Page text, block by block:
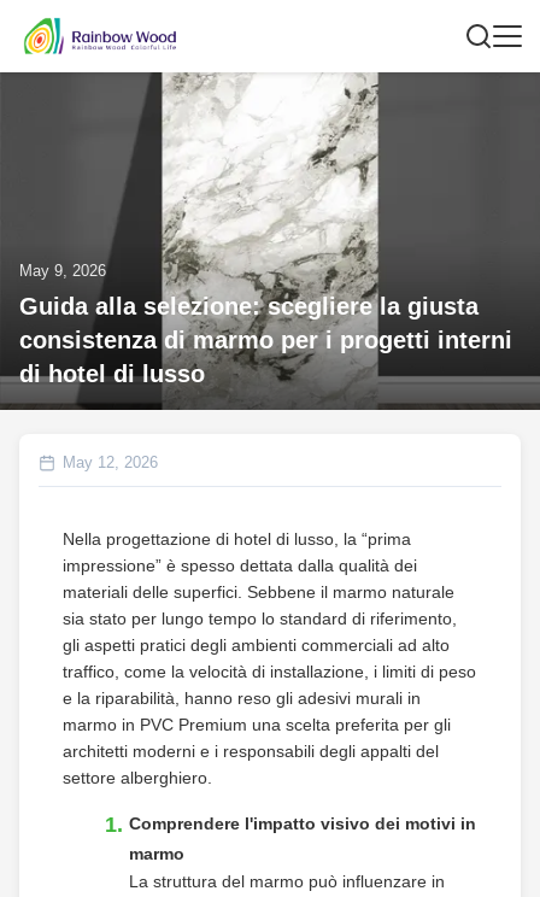
May 9, 2026
Guida alla selezione: scegliere la giusta
consistenza di marmo per i progetti interni
di hotel di lusso
May 12, 2026
Nella progettazione di hotel di lusso, la “prima
impressione” è spesso dettata dalla qualità dei
materiali delle superfici. Sebbene il marmo naturale
sia stato per lungo tempo lo standard di riferimento,
gli aspetti pratici degli ambienti commerciali ad alto
traffico, come la velocità di installazione, i limiti di peso
e la riparabilità, hanno reso gli adesivi murali in
marmo in PVC Premium una scelta preferita per gli
architetti moderni e i responsabili degli appalti del
settore alberghiero.
Comprendere l'impatto visivo dei motivi in
​​marmo
La struttura del marmo può influenzare in